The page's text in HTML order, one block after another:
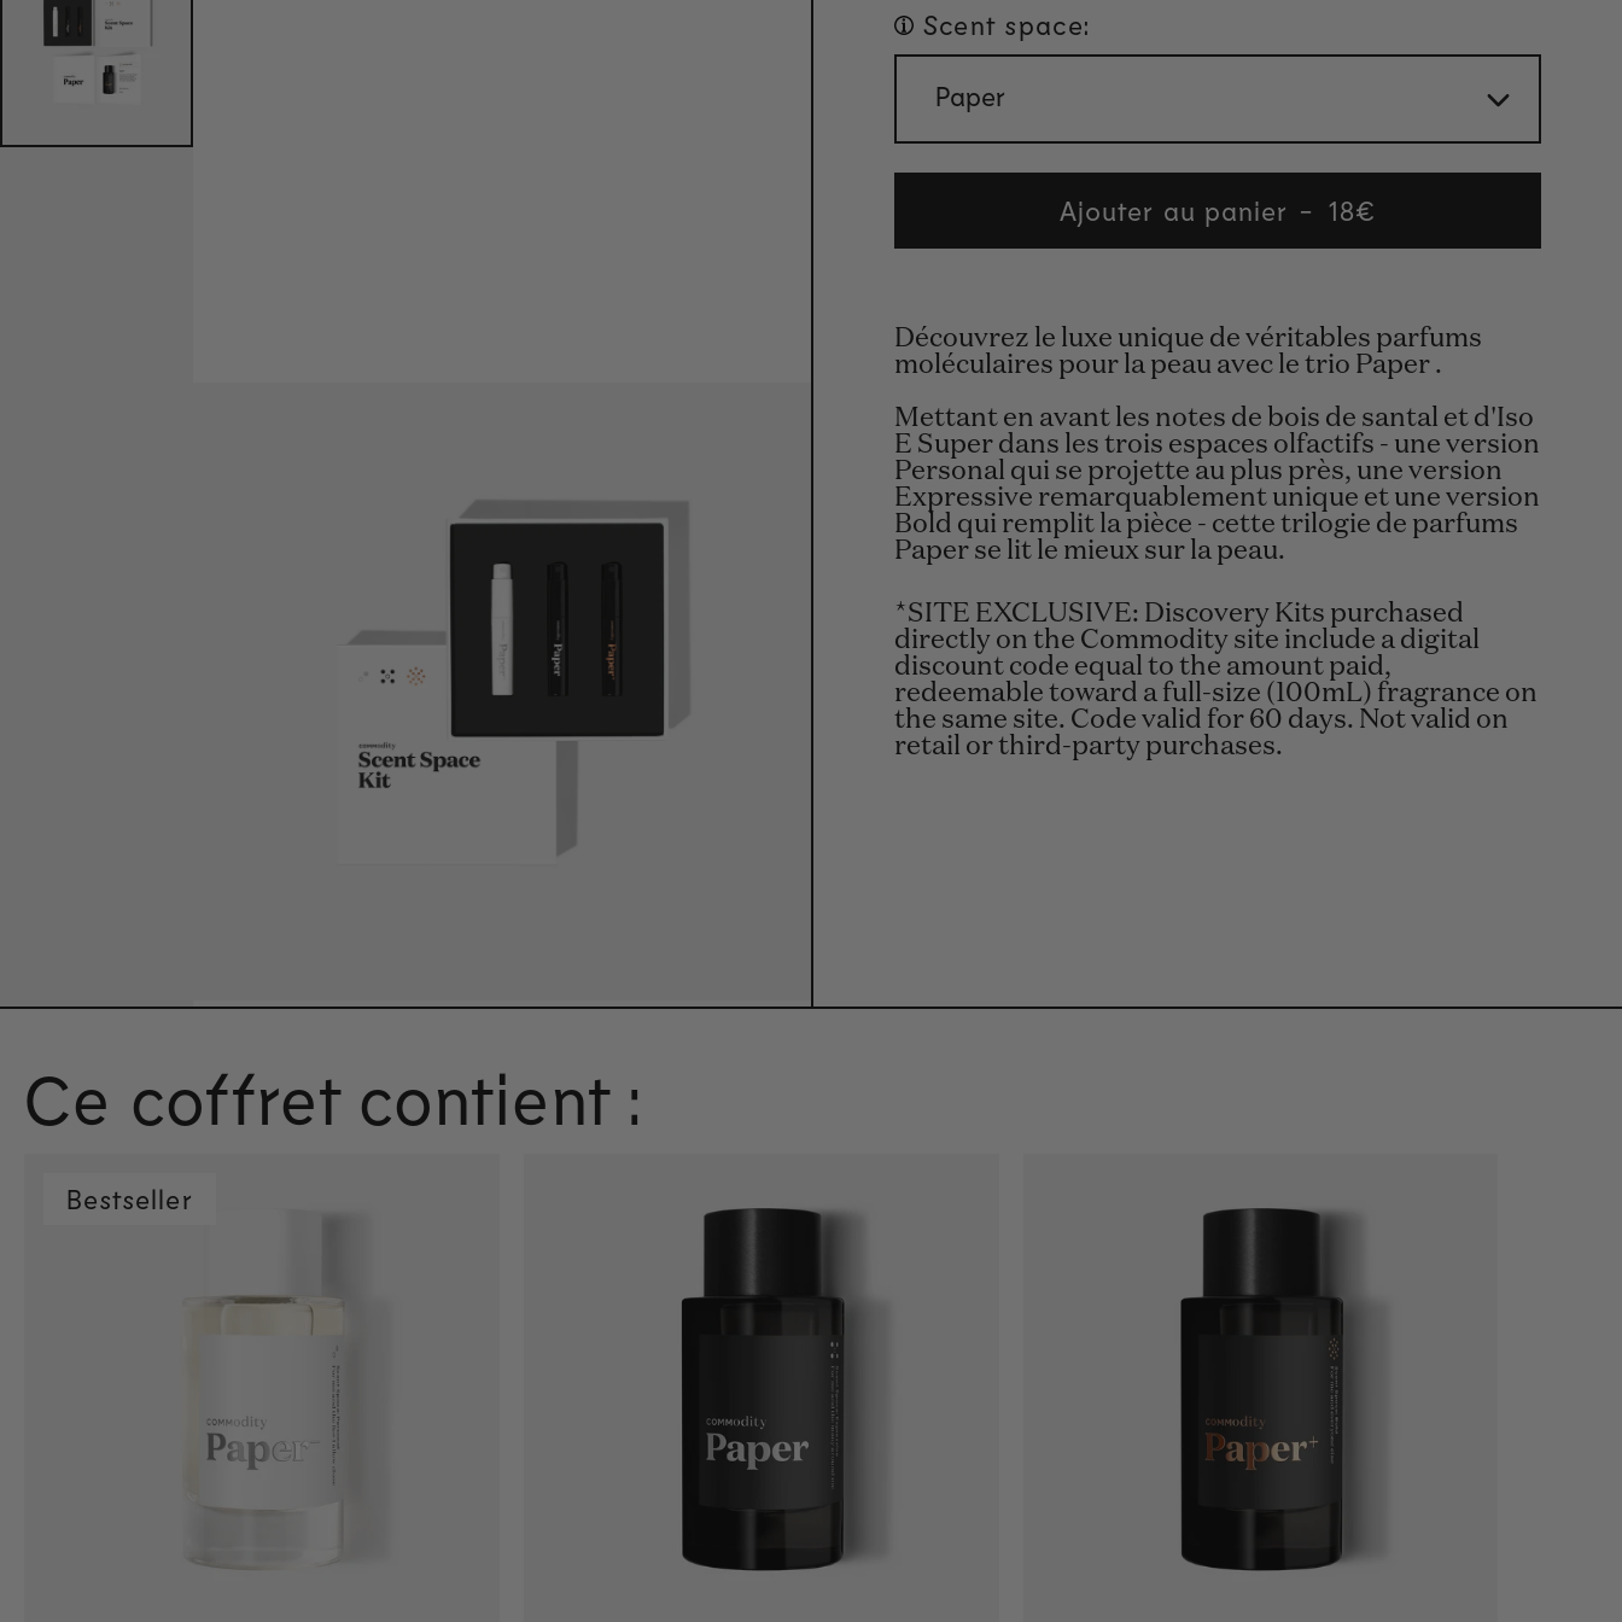
Scent space:
Paper
Ajouter au panier
Regular
price
18€
Découvrez le luxe unique de véritables parfums
moléculaires pour la peau avec le trio Paper .
Mettant en avant les notes de bois de santal et d'Iso
E Super dans les trois espaces olfactifs - une version
Personal qui se projette au plus près, une version
Expressive remarquablement unique et une version
Bold qui remplit la pièce - cette trilogie de parfums
Paper se lit le mieux sur la peau.
*SITE EXCLUSIVE: Discovery Kits purchased
directly on the Commodity site include a digital
discount code equal to the amount paid,
redeemable toward a full-size (100mL) fragrance on
the same site. Code valid for 60 days. Not valid on
retail or third-party purchases.
Ce coffret contient :
Bestseller
Ajout rapide Ajout rapide Ajout rapide